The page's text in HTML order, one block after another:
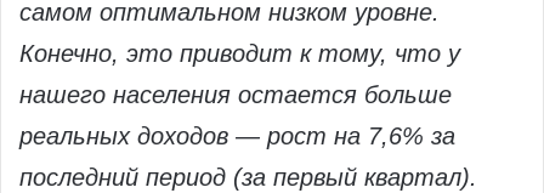
самом оптимальном низком уровне.
Конечно, это приводит к тому, что у
нашего населения остается больше
реальных доходов — рост на 7,6% за
последний период (за первый квартал).